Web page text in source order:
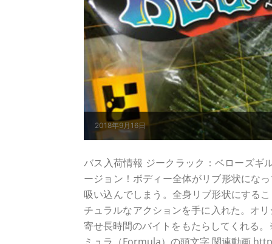
2018年9月16日
バス入荷情報 ジークラック：ベローズギ
ージョン！ボディー全体がリブ形状にな
吸い込んでしまう。全身リブ形状にする
チュラルなアクションを手に入れた。オ
寄せ長時間のバイトをもたらしてくれる